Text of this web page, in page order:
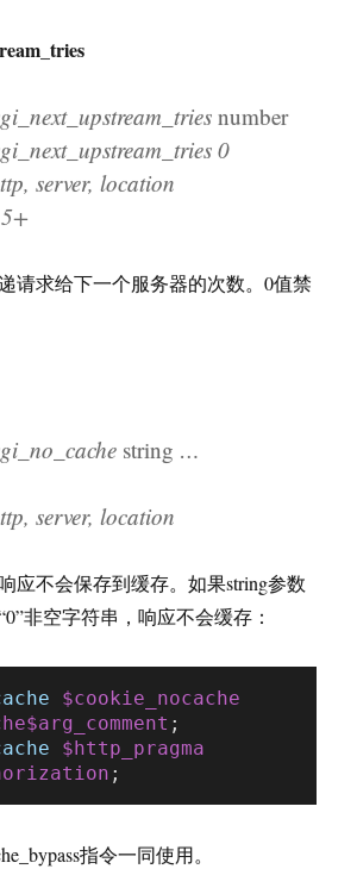
number
0
server, location
请求给下一个服务器的次数。0值禁
string …
server, location
应不会保存到缓存。如果string参数
非空字符串，响应不会缓存：
$cookie_nocache
$arg_comment
$http_pragma
指令一同使用。